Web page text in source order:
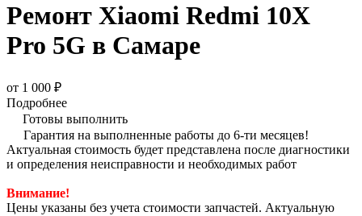
Ремонт Xiaomi Redmi 10X
Pro 5G в Самаре
от 1 000 ₽
Подробнее
Готовы выполнить
Гарантия на выполненные работы до 6-ти месяцев!
Актуальная стоимость будет представлена после диагностики
и определения неисправности и необходимых работ
Внимание!
Цены указаны без учета стоимости запчастей. Актуальную